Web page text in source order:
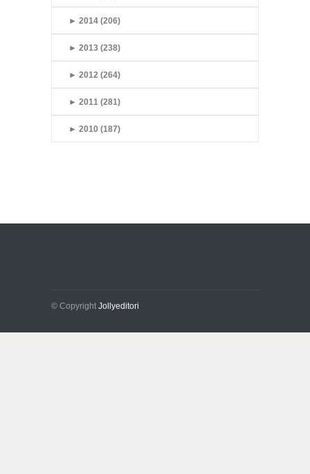
► 2014 (206)
► 2013 (238)
► 2012 (264)
► 2011 (281)
► 2010 (187)
© Copyright Jollyeditori